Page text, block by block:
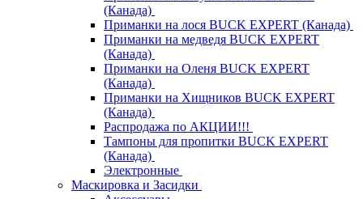
(Канада)
Приманки на лося BUCK EXPERT (Канада)
Приманки на медведя BUCK EXPERT
(Канада)
Приманки на Оленя BUCK EXPERT
(Канада)
Приманки на Хищников BUCK EXPERT
(Канада)
Распродажа по АКЦИИ!!!
Тампоны для пропитки BUCK EXPERT
(Канада)
Электронные
Маскировка и Засидки